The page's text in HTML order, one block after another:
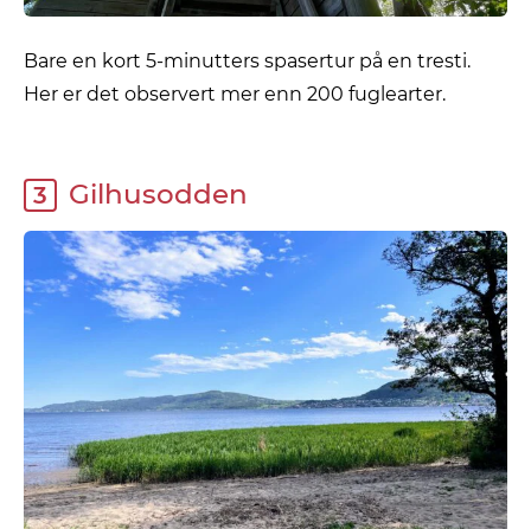
Bare en kort 5-minutters spasertur på en tresti.
Her er det observert mer enn 200 fuglearter.
3 Gilhusodden